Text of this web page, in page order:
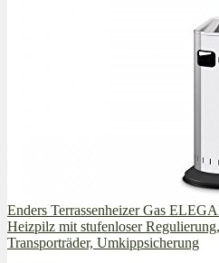
Enders Terrassenheizer Gas
Heizpilz mit stufenloser
Transporträder, Umkippsicherung